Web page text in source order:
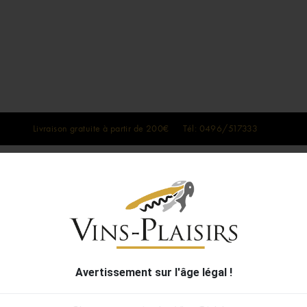
Avertissement sur l'âge légal !
Livraison gratuite à partir de 200€ Tél: 0496/517333